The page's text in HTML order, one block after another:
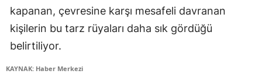
kapanan, çevresine karşı mesafeli davranan
kişilerin bu tarz rüyaları daha sık gördüğü
belirtiliyor.
KAYNAK: Haber Merkezi